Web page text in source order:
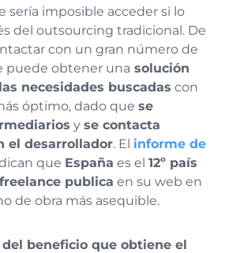
sería imposible acceder si lo
del outsourcing tradicional. De
con un gran número de
puede obtener una solución
necesidades buscadas con
óptimo, dado que se
y se contacta
el desarrollador. El informe de
que España es el 12º país
publica en su web en
de obra más asequible.
beneficio que obtiene el